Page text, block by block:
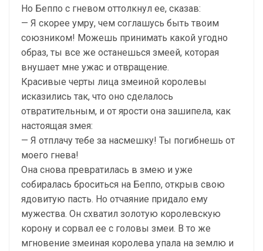
Но Беппо с гневом оттолкнул ее, сказав:
— Я скорее умру, чем соглашусь быть твоим
союзником! Можешь принимать какой угодно
образ, ты все же останешься змеей, которая
внушает мне ужас и отвращение.
Красивые черты лица змеиной королевы
исказились так, что оно сделалось
отвратительным, и от ярости она зашипела, как
настоящая змея:
— Я отплачу тебе за насмешку! Ты погибнешь от
моего гнева!
Она снова превратилась в змею и уже
собиралась броситься на Беппо, открыв свою
ядовитую пасть. Но отчаяние придало ему
мужества. Он схватил золотую королевскую
корону и сорвал ее с головы змеи. В то же
мгновение змеиная королева упала на землю и